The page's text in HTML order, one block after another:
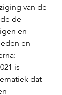
van de
de
en
en
is
dat